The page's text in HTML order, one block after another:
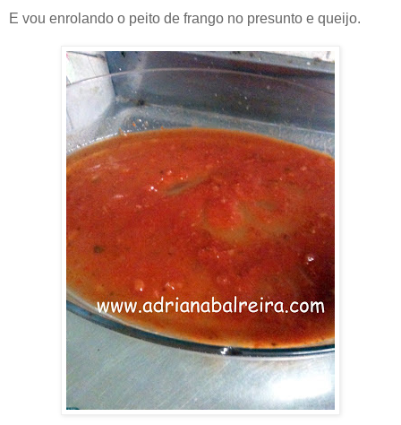
E vou enrolando o peito de frango no presunto e queijo.